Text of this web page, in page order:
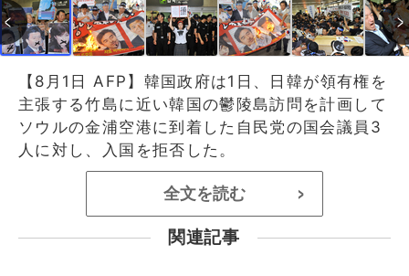
【8月1日 AFP】韓国政府は1日、日韓が領有権を
主張する竹島に近い韓国の鬱陵島訪問を計画して
ソウルの金浦空港に到着した自民党の国会議員3
人に対し、入国を拒否した。
全文を読む >
関連記事